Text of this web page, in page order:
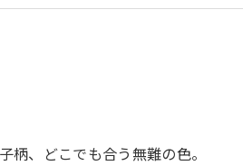
柄、どこでも合う無難の色。